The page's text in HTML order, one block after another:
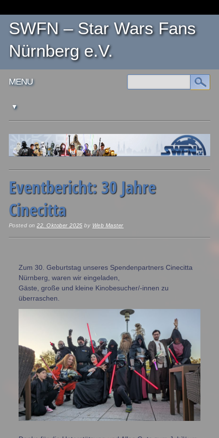
SWFN – Star Wars Fans
Nürnberg e.V.
Main menu
MENU
Eventbericht: 30 Jahre
Cinecitta
Posted on22. Oktober 2025 by Web Master
Zum 30. Geburtstag unseres Spendenpartners Cinecitta
Nürnberg, waren wir eingeladen,
Gäste, große und kleine Kinobesucher/-innen zu
überraschen.